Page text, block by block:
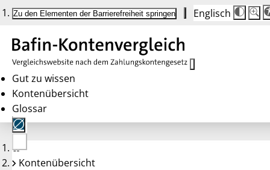
Zu den Elementen der Barrierefreiheit springen Englisch
Die
100
Gut zu wissen
Kontenübersicht
Glossar
Keine
Konten
Kontenübersicht